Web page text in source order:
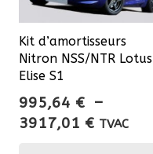
Kit d’amortisseurs
Nitron NSS/NTR Lotus
Elise S1
995,64 € –
3917,01 €Plage
TVAC